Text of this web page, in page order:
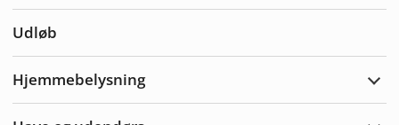
Udløb
Hjemmebelysning